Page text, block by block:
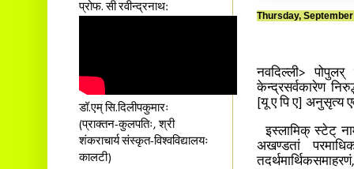
Thursday,
नवदिल्ली>
केन्द्रसर्वकारेण
[यू ए पि ए] अनुसृत्य
इस्लामिक् स्टेट्
अखण्डतां
प्रोफ. सी रवीन्द्रनाथ:
डॉ.एम् सि.दिलीपकुमारः
(प्राक्तन-कुलपतिः, श्री
शंकराचार्य संस्कृत-विश्वविद्यालयः
कालटी)